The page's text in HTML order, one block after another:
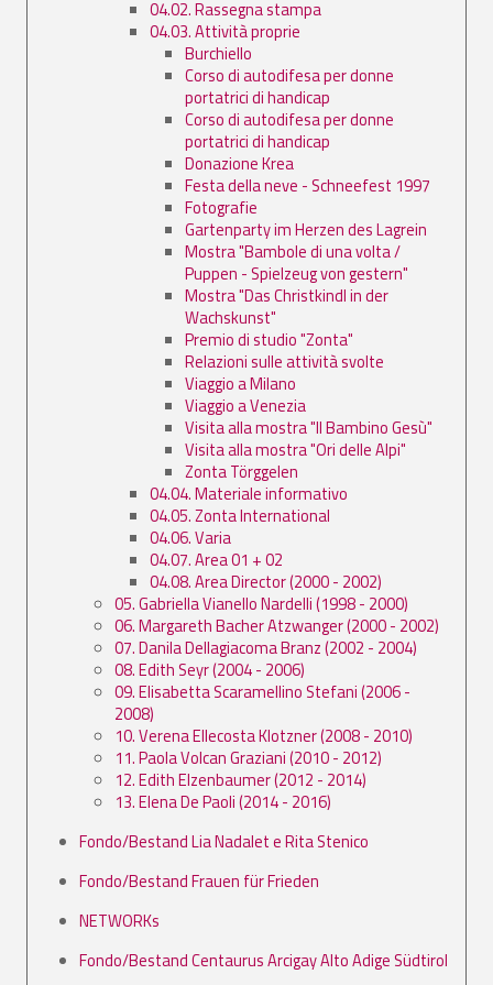
04.02. Rassegna stampa
04.03. Attività proprie
Burchiello
Corso di autodifesa per donne
portatrici di handicap
Corso di autodifesa per donne
portatrici di handicap
Donazione Krea
Festa della neve - Schneefest 1997
Fotografie
Gartenparty im Herzen des Lagrein
Mostra "Bambole di una volta /
Puppen - Spielzeug von gestern"
Mostra "Das Christkindl in der
Wachskunst"
Premio di studio "Zonta"
Relazioni sulle attività svolte
Viaggio a Milano
Viaggio a Venezia
Visita alla mostra "Il Bambino Gesù"
Visita alla mostra "Ori delle Alpi"
Zonta Törggelen
04.04. Materiale informativo
04.05. Zonta International
04.06. Varia
04.07. Area 01 + 02
04.08. Area Director (2000 - 2002)
05. Gabriella Vianello Nardelli (1998 - 2000)
06. Margareth Bacher Atzwanger (2000 - 2002)
07. Danila Dellagiacoma Branz (2002 - 2004)
08. Edith Seyr (2004 - 2006)
09. Elisabetta Scaramellino Stefani (2006 -
2008)
10. Verena Ellecosta Klotzner (2008 - 2010)
11. Paola Volcan Graziani (2010 - 2012)
12. Edith Elzenbaumer (2012 - 2014)
13. Elena De Paoli (2014 - 2016)
Fondo/Bestand Lia Nadalet e Rita Stenico
Fondo/Bestand Frauen für Frieden
NETWORKs
Fondo/Bestand Centaurus Arcigay Alto Adige Südtirol